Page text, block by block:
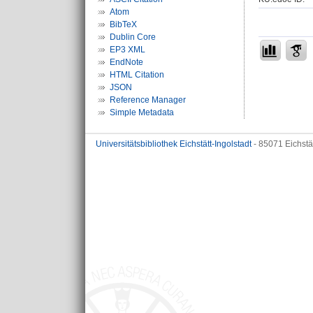
Atom
BibTeX
Dublin Core
EP3 XML
EndNote
HTML Citation
JSON
Reference Manager
Simple Metadata
Universitätsbibliothek Eichstätt-Ingolstadt- 85071